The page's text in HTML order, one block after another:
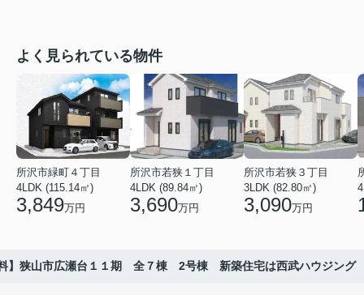
よく見られている物件
所沢市緑町４丁目
4LDK (115.14㎡)
3,849万円
所沢市若狭１丁目
4LDK (89.84㎡)
3,690万円
所沢市若狭３丁目
3LDK (82.80㎡)
3,090万円
】狭山市広瀬台１１期 全７棟 2号棟 新築住宅は西武ハウジング